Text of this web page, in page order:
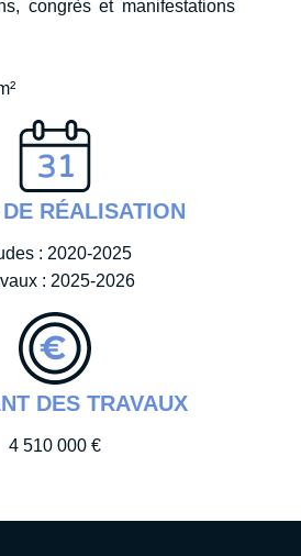
congrès et manifestations
RÉALISATION
: 2020-2025
: 2025-2026
DES TRAVAUX
4 510 000 €